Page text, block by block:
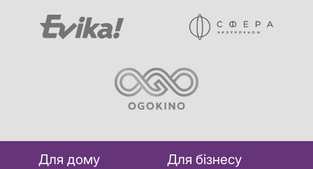
Для дому Для бізнесу